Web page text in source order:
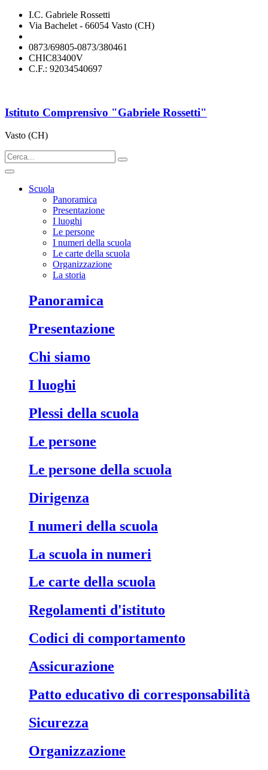
I.C. Gabriele Rossetti
Via Bachelet - 66054 Vasto (CH)
0873/69805-0873/380461
CHIC83400V
C.F.: 92034540697
Istituto Comprensivo "Gabriele Rossetti"
Vasto (CH)
Scuola
Panoramica
Presentazione
I luoghi
Le persone
I numeri della scuola
Le carte della scuola
Organizzazione
La storia
Panoramica
Presentazione
Chi siamo
I luoghi
Plessi della scuola
Le persone
Le persone della scuola
Dirigenza
I numeri della scuola
La scuola in numeri
Le carte della scuola
Regolamenti d'istituto
Codici di comportamento
Assicurazione
Patto educativo di corresponsabilità
Sicurezza
Organizzazione